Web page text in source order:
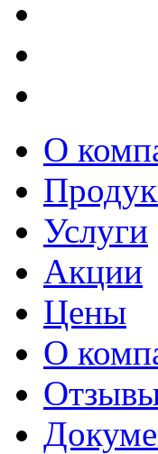
О
Услуги
Акции
Цены
О